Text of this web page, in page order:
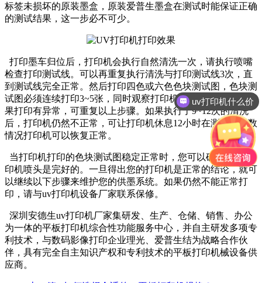
标签未损坏的原装墨盒，原装爱普生墨盒在测试时能保证正确
的测试结果，这一步必不可少。
打印墨车归位后，打印机会执行自然清洗一次，请执行喷嘴
检查打印测试线。可以再重复执行清洗与打印测试线3次，直
到测试线完全正常。然后打印四色或六色色块测试图，色块测
试图必须连续打印3~5张，同时观察打印机工作是否正常。如
果打印有异常，可重复以上步骤。如果执行了9~12次的清洗
后，打印机仍然不正常，可让打印机休息12小时在测试。多数
情况打印机可以恢复正常。
当打印机打印的色块测试图稳定正常时，您可以确定您的打
印机喷头是完好的。一旦得出您的打印机是正常的结论，就可
以继续以下步骤来维护您的供墨系统。如果仍然不能正常打
印，请与uv打印机设备厂家联系保修。
深圳安德生uv打印机厂家集研发、生产、仓储、销售、办公
为一体的平板打印机综合性功能服务中心，并自主研发多项专
利技术，与数码影像打印企业理光、爱普生结为战略合作伙
伴，具有完全自主知识产权和专利技术的平板打印机械设备供
应商。
uv打印机什么价